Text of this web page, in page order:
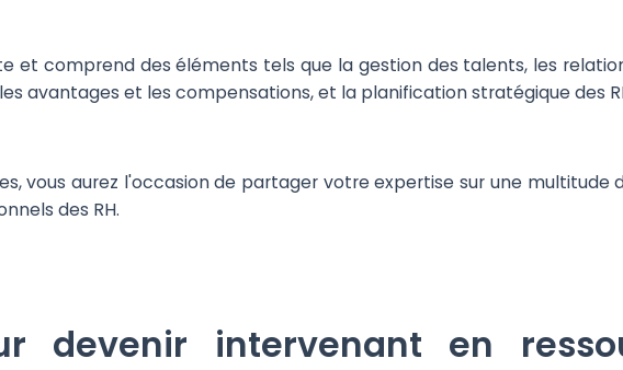
et comprend des éléments tels que la gestion des talents, les
avantages et les compensations, et la planification stratégique des
vous aurez l'occasion de partager votre expertise sur une multitude
des RH.
devenir intervenant en